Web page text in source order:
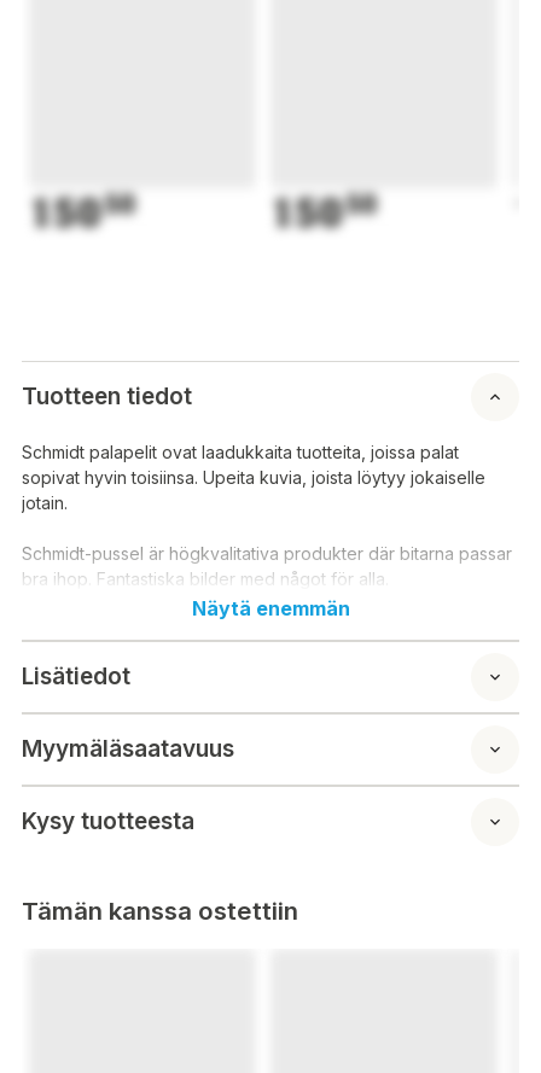
15050 15050
Tuotteen tiedot
Schmidt palapelit ovat laadukkaita tuotteita, joissa palat
sopivat hyvin toisiinsa. Upeita kuvia, joista löytyy jokaiselle
jotain.
Schmidt-pussel är högkvalitativa produkter där bitarna passar
bra ihop. Fantastiska bilder med något för alla.
Näytä enemmän
Lisätiedot
Myymäläsaatavuus
Kysy tuotteesta
Tämän kanssa ostettiin